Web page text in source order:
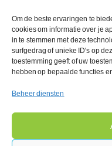
Om de beste ervaringen te
cookies om informatie over je
in te stemmen met deze
surfgedrag of unieke ID's op
toestemming geeft of uw
hebben op bepaalde functies
Beheer diensten
buitenschrijnwerk,
gewenst nemen we
en plaatsen meubilair
met een groendak of
CV-installatie. Meer
Zoekcriteria verwijderen